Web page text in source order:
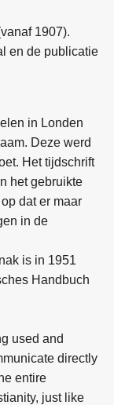
1907).
en de publicatie
in Londen
Deze werd
Het tijdschrift
het gebruikte
dat er maar
in de
is in 1951
Handbuch
used and
directly
entire
just like